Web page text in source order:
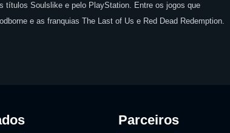
títulos Soulslike e pelo PlayStation. Entre os jogos que
e as franquias The Last of Us e Red Dead Redemption.
Parceiros